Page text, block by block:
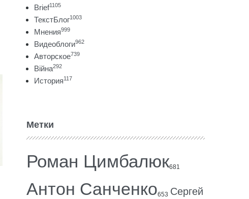
Brief1105
ТекстБлог1003
Мнения999
Видеоблоги962
Авторское739
Війна292
История117
Метки
Роман Цимбалюк681
Антон Санченко653 Сергей